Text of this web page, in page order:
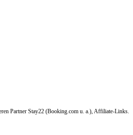
Partner Stay22 (Booking.com u. a.), Affiliate-Links.